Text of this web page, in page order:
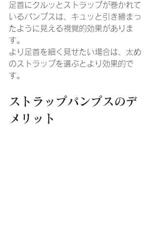
足首にクルッとストラップが巻かれて
いるパンプスは、キュッと引き締まっ
たように見える視覚的効果がありま
す。
より足首を細く見せたい場合は、太め
のストラップを選ぶとより効果的で
す。
ストラップパンプスのデ
メリット